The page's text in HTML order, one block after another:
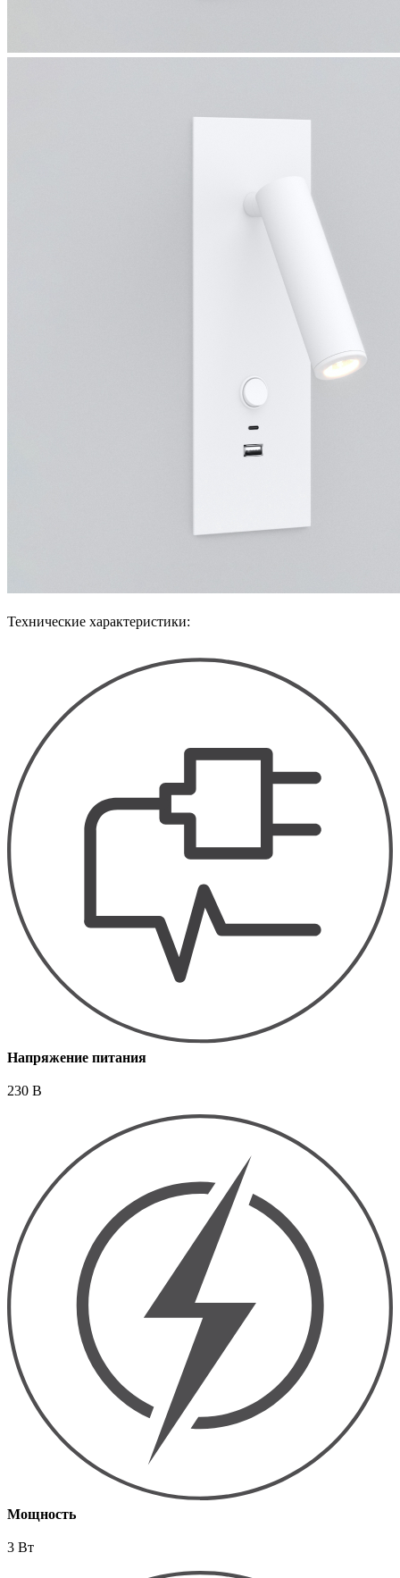
Технические характеристики:
Напряжение питания
230 В
Мощность
3 Вт